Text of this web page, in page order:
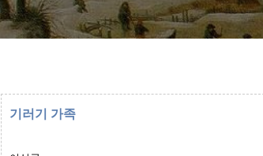
기러기 가족